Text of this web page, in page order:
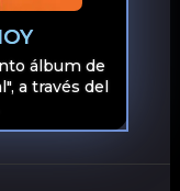
álbum de
a través del